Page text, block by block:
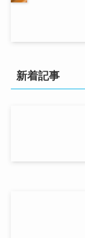
新着記事